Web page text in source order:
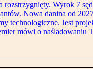
rozstrzygnięty. Wyrok 7
Nowa danina od
technologiczne. Jest
mówi o naśladowaniu